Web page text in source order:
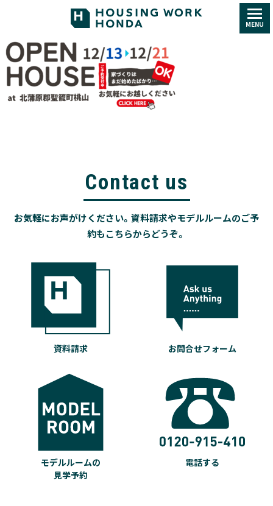
MENU
Contact us
お気軽にお声がけください。資料請求やモデルルームのご予
約もこちらからどうぞ。
資料請求 お問合せフォーム
モデルルームの
見学予約
電話する